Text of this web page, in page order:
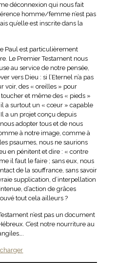
déconnexion qui nous fait
homme/femme n’est pas
qu’elle est inscrite dans la
Paul est particulièrement
Le Premier Testament nous
au service de notre pensée,
vers Dieu : si l’Eternel n’a pas
voir, des « oreilles » pour
et même des « pieds »
il a surtout un « cœur » capable
a un projet conçu depuis
adopter tous et de nous
à notre image, comme à
psaumes, nous ne saurions
en pénitent et dire : « contre
il faut le faire ; sans eux, nous
de la souffrance, sans savoir
supplication, d’interpellation
d’action de grâces
tout cela ailleurs ?
n’est pas un document
C’est notre nourriture au